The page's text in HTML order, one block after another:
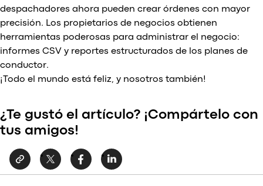
despachadores ahora pueden crear órdenes con mayor
precisión. Los propietarios de negocios obtienen
herramientas poderosas para administrar el negocio:
informes CSV y reportes estructurados de los planes de
conductor.
¡Todo el mundo está feliz, y nosotros también!
¿Te gustó el artículo? ¡Compártelo con
tus amigos!